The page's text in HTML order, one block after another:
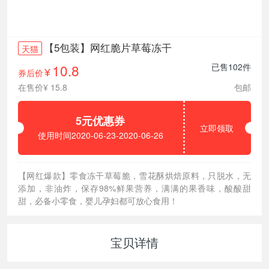
天猫 【5包装】网红脆片草莓冻干
券后价¥ 10.8
已售102件
在售价¥ 15.8
包邮
5元优惠券
使用时间2020-06-23-2020-06-26
立即领取
【网红爆款】零食冻干草莓脆，雪花酥烘焙原料，只脱水，无
添加，非油炸，保存98%鲜果营养，满满的果香味，酸酸甜
甜，必备小零食，婴儿孕妇都可放心食用！
宝贝详情